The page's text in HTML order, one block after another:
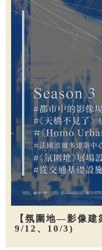
【氛圍地—影像建
9/12、10/3)